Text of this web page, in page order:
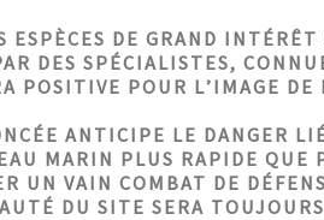
DE GRAND
DES SPÉCIALISTES,
POSITIVE POUR L’IMAGE
ANTICIPE LE DANGER
MARIN PLUS RAPIDE QUE
UN VAIN COMBAT DE
DU SITE SERA